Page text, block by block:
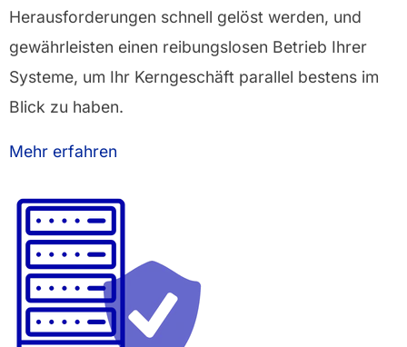
Herausforderungen schnell gelöst werden, und
gewährleisten einen reibungslosen Betrieb Ihrer
Systeme, um Ihr Kerngeschäft parallel bestens im
Blick zu haben.
Mehr erfahren